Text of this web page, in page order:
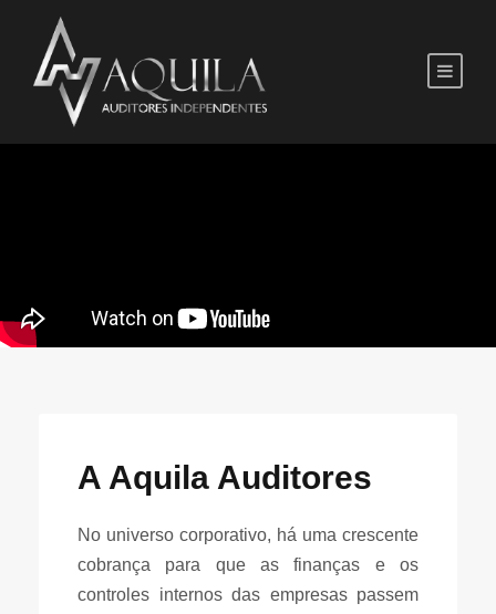
A Aquila Auditores
No universo corporativo, há uma crescente
cobrança para que as finanças e os
controles internos das empresas passem